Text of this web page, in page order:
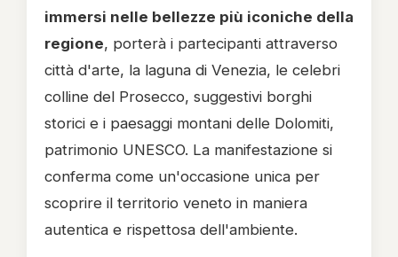
immersi nelle bellezze più iconiche della
regione, porterà i partecipanti attraverso
città d'arte, la laguna di Venezia, le celebri
colline del Prosecco, suggestivi borghi
storici e i paesaggi montani delle Dolomiti,
patrimonio UNESCO. La manifestazione si
conferma come un'occasione unica per
scoprire il territorio veneto in maniera
autentica e rispettosa dell'ambiente.